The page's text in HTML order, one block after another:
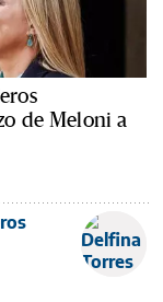
de Meloni a